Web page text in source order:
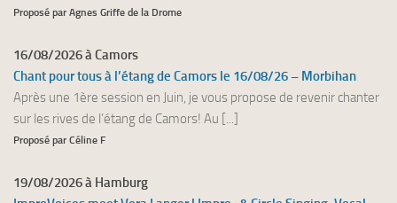
Proposé par Agnes Griffe de la Drome
16/08/2026 à Camors
Chant pour tous à l’étang de Camors le 16/08/26 – Morbihan
Après une 1ère session en Juin, je vous propose de revenir chanter
sur les rives de l’étang de Camors! Au [...]
Proposé par Céline F
19/08/2026 à Hamburg